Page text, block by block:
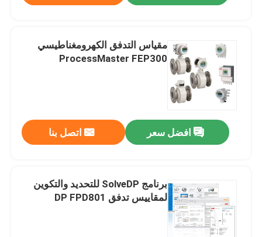
مقياس التدفق الكهرومغناطيسي
ProcessMaster FEP300
افضل سعر اتصل بنا
برنامج SolveDP للتحديد والتكوين
لمقاييس تدفق DP FPD801